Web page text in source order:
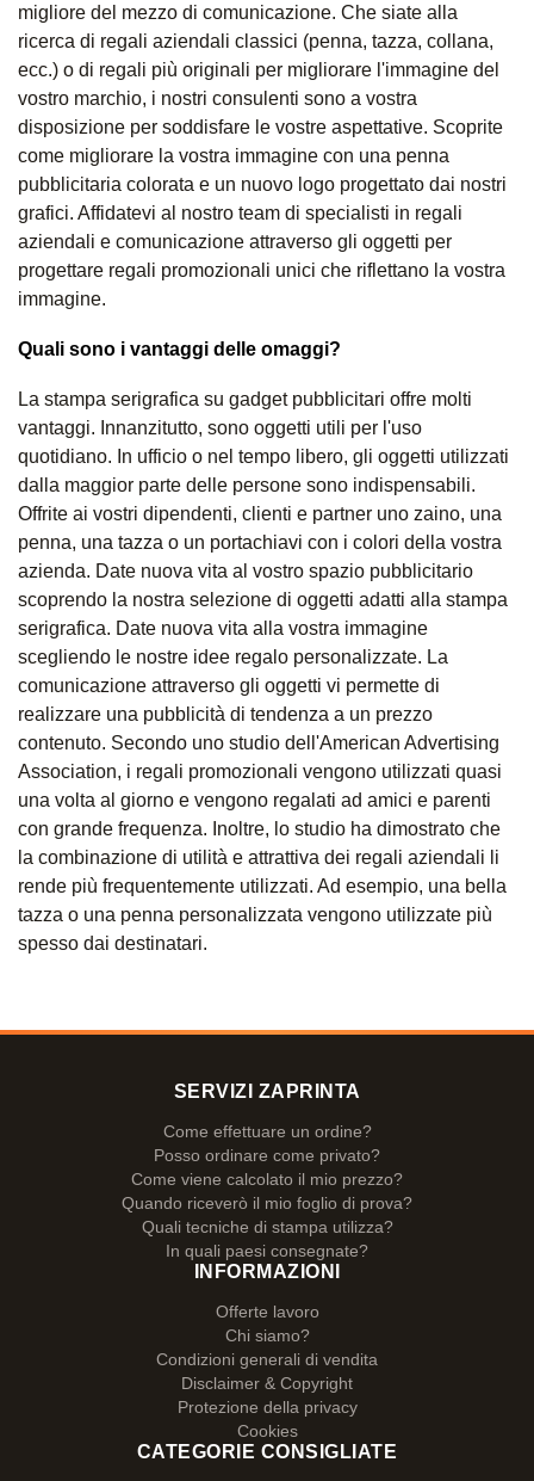
migliore del mezzo di comunicazione. Che siate alla
ricerca di regali aziendali classici (penna, tazza, collana,
ecc.) o di regali più originali per migliorare l'immagine del
vostro marchio, i nostri consulenti sono a vostra
disposizione per soddisfare le vostre aspettative. Scoprite
come migliorare la vostra immagine con una penna
pubblicitaria colorata e un nuovo logo progettato dai nostri
grafici. Affidatevi al nostro team di specialisti in regali
aziendali e comunicazione attraverso gli oggetti per
progettare regali promozionali unici che riflettano la vostra
immagine.
Quali sono i vantaggi delle omaggi?
La stampa serigrafica su gadget pubblicitari offre molti
vantaggi. Innanzitutto, sono oggetti utili per l'uso
quotidiano. In ufficio o nel tempo libero, gli oggetti utilizzati
dalla maggior parte delle persone sono indispensabili.
Offrite ai vostri dipendenti, clienti e partner uno zaino, una
penna, una tazza o un portachiavi con i colori della vostra
azienda. Date nuova vita al vostro spazio pubblicitario
scoprendo la nostra selezione di oggetti adatti alla stampa
serigrafica. Date nuova vita alla vostra immagine
scegliendo le nostre idee regalo personalizzate. La
comunicazione attraverso gli oggetti vi permette di
realizzare una pubblicità di tendenza a un prezzo
contenuto. Secondo uno studio dell'American Advertising
Association, i regali promozionali vengono utilizzati quasi
una volta al giorno e vengono regalati ad amici e parenti
con grande frequenza. Inoltre, lo studio ha dimostrato che
la combinazione di utilità e attrattiva dei regali aziendali li
rende più frequentemente utilizzati. Ad esempio, una bella
tazza o una penna personalizzata vengono utilizzate più
spesso dai destinatari.
SERVIZI ZAPRINTA
Come effettuare un ordine?
Posso ordinare come privato?
Come viene calcolato il mio prezzo?
Quando riceverò il mio foglio di prova?
Quali tecniche di stampa utilizza?
In quali paesi consegnate?
INFORMAZIONI
Offerte lavoro
Chi siamo?
Condizioni generali di vendita
Disclaimer & Copyright
Protezione della privacy
Cookies
CATEGORIE CONSIGLIATE